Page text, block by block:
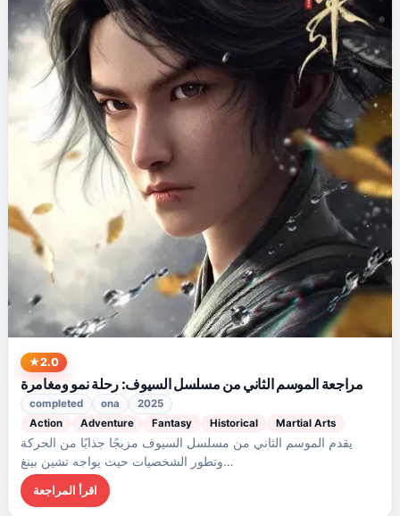
2.0
مراجعة الموسم الثاني من مسلسل السيوف: رحلة نمو ومغامرة
completed ona
2025
Action
Adventure Fantasy Historical Martial Arts
يقدم الموسم الثاني من مسلسل السيوف مزيجًا جذابًا من الحركة
وتطور الشخصيات حيث يواجه تشين بينغ…
اقرأ المراجعة